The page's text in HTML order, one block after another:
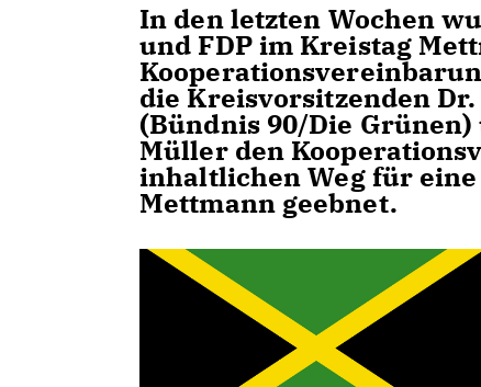
In den letzten Wochen
und FDP im Kreistag
die Kreisvorsitzenden
(Bündnis 90/Die
Müller den
inhaltlichen Weg für
Mettmann geebnet.